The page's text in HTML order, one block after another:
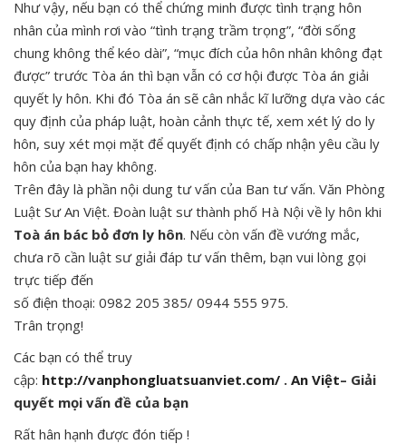
Như vậy, nếu bạn có thể chứng minh được tình trạng hôn
nhân của mình rơi vào “tình trạng trầm trọng”, “đời sống
chung không thể kéo dài”, “mục đích của hôn nhân không đạt
được” trước Tòa án thì bạn vẫn có cơ hội được Tòa án giải
quyết ly hôn. Khi đó Tòa án sẽ cân nhắc kĩ lưỡng dựa vào các
quy định của pháp luật, hoàn cảnh thực tế, xem xét lý do ly
hôn, suy xét mọi mặt để quyết định có chấp nhận yêu cầu ly
hôn của bạn hay không.
Trên đây là phần nội dung tư vấn của Ban tư vấn. Văn Phòng
Luật Sư An Việt. Đoàn luật sư thành phố Hà Nội về ly hôn khi
Toà án bác bỏ đơn ly hôn. Nếu còn vấn đề vướng mắc,
chưa rõ cần luật sư giải đáp tư vấn thêm, bạn vui lòng gọi
trực tiếp đến
số điện thoại: 0982 205 385/ 0944 555 975.
Trân trọng!
Các bạn có thể truy
cập: http://vanphongluatsuanviet.com/ . An Việt– Giải
quyết mọi vấn đề của bạn
Rất hân hạnh được đón tiếp !